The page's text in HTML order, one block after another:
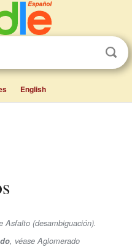
English
Asfalto (desambiguación).
, véase Aglomerado